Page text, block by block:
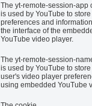
The yt-remote-session-app
is used by YouTube to
preferences and
the interface of the
YouTube video player.
The yt-remote-session-
is used by YouTube to
user's video player
using embedded YouTube